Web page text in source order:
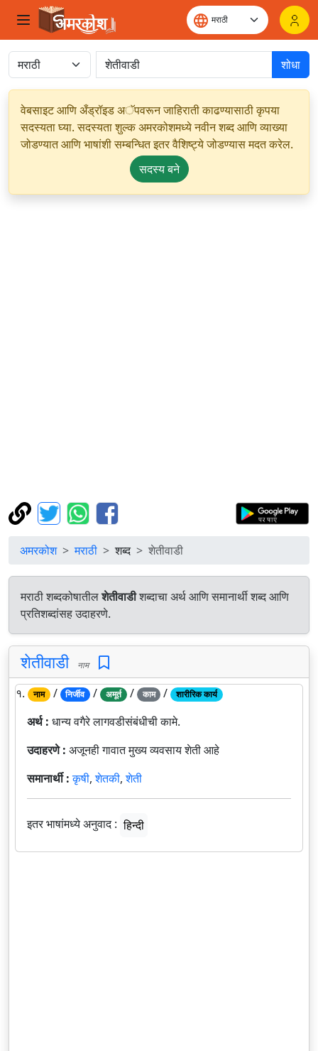
शोधा
वेबसाइट आणि अँड्रॉइड अॅपवरून जाहिराती काढण्यासाठी कृपया
सदस्यता घ्या. सदस्यता शुल्क अमरकोशमध्ये नवीन शब्द आणि व्याख्या
जोडण्यात आणि भाषांशी सम्बन्धित इतर वैशिष्ट्ये जोडण्यास मदत करेल.
सदस्य बने
अमरकोश मराठी शब्द शेतीवाडी
मराठी शब्दकोषातीलशेतीवाडीशब्दाचा अर्थ आणि समानार्थी शब्द आणि
प्रतिशब्दांसह उदाहरणे.
शेतीवाडी नाम
१. नाम / निर्जीव / अमूर्त / काम / शारीरिक कार्य
अर्थ : धान्य वगैरे लागवडीसंबंधीची कामे.
उदाहरणे : अजूनही गावात मुख्य व्यवसाय शेती आहे
समानार्थी :कृषी,शेतकी,शेती
इतर भाषांमध्ये अनुवाद : हिन्दी